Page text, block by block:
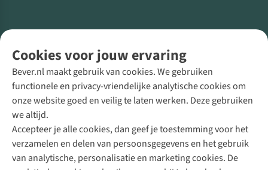
Cookies voor jouw ervaring
Bever.nl maakt gebruik van cookies. We gebruiken
functionele en privacy-vriendelijke analytische cookies om
onze website goed en veilig te laten werken. Deze gebruiken
we altijd.
Accepteer je alle cookies, dan geef je toestemming voor het
verzamelen en delen van persoonsgegevens en het gebruik
van analytische, personalisatie en marketing cookies. De
Direct advies van een Buitenexpert
+31 (0)85 888 50 88
+31 6 12 28 49 80